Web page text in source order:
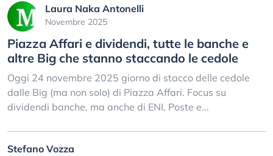
Laura Naka Antonelli
Novembre 2025
Piazza Affari e dividendi, tutte le banche e
altre Big che stanno staccando le cedole
Oggi 24 novembre 2025 giorno di stacco delle cedole
dalle Big (ma non solo) di Piazza Affari. Focus su
dividendi banche, ma anche di ENI, Poste e...
Stefano Vozza